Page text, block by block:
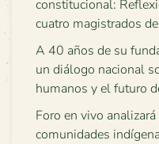
constitucional:
cuatro magistrados
A 40 años de su
un diálogo nacional
humanos y el futuro
Foro en vivo
comunidades